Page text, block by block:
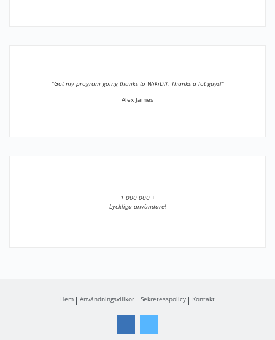
”Got my program going thanks to WikiDll. Thanks a lot guys!”
Alex James
1 000 000 +
Lyckliga användare!
Hem Användningsvillkor Sekretesspolicy Kontakt